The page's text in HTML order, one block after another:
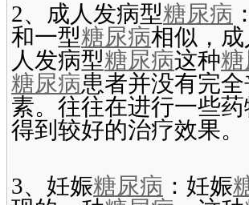
2、成人发病型糖尿病
和一型糖尿病相似，
人发病型糖尿病这种糖
糖尿病患者并没有完
素。往往在进行一些
得到较好的治疗效果。
3、妊娠糖尿病 ：妊娠